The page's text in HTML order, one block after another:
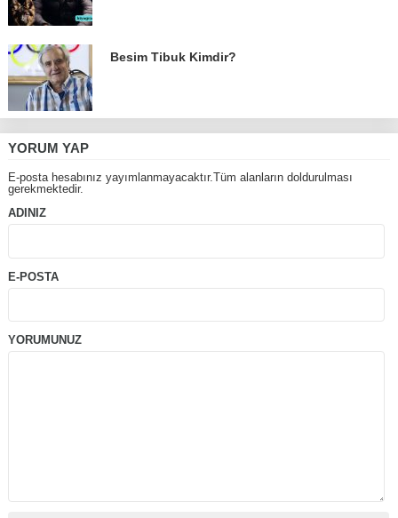
Besim Tibuk Kimdir?
YORUM YAP
E-posta hesabınız yayımlanmayacaktır.Tüm alanların doldurulması
gerekmektedir.
ADINIZ
E-POSTA
YORUMUNUZ